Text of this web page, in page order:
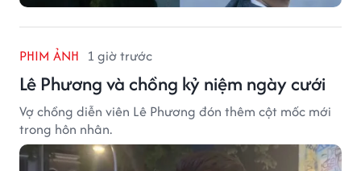
PHIM ẢNH 1 giờ trước
Lê Phương và chồng kỷ niệm ngày cưới
Vợ chồng diễn viên Lê Phương đón thêm cột mốc mới
trong hôn nhân.